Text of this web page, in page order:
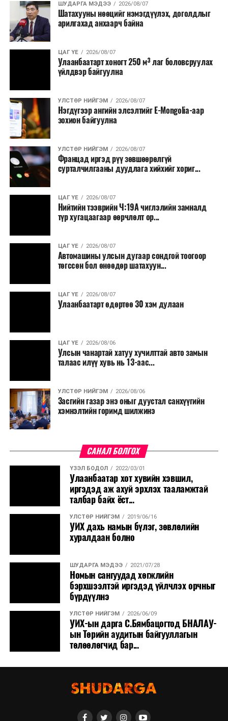
ШУДАРГА МЭДЭЭ 2026/08/07
Шатахууны нөөцийг нэмэгдүүлэх, доголдлыг
арилгахад анхаарч байна
ЦАГ ҮЕ 2026/08/07
Улаанбаатарт хоногт 250 м³ лаг боловсруулах
үйлдвэр байгуулна
УЛСТӨР НИЙГЭМ 2026/08/07
Нэгдүгээр ангийн элсэлтийг E-Mongolia-аар
зохион байгуулна
УЛСТӨР НИЙГЭМ 2026/08/07
Францад иргэд рүү зөвшөөрөлгүй
сурталчилгааны дуудлага хийхийг хориг...
ЦАГ ҮЕ 2026/08/07
Нийтийн тээврийн Ч:19А чиглэлийн замналд
түр хугацаагаар өөрчлөлт ор...
ЦАГ ҮЕ 2026/08/07
Автомашины улсын дугаар сондгой тоогоор
төгссөн бол өнөөдөр шатахуун...
ЦАГ ҮЕ 2026/08/07
Улаанбаатарт өдөртөө 30 хэм дулаан
ЦАГ ҮЕ 2026/08/06
Улсын чанартай хатуу хучилттай авто замын
талаас илүү хувь нь 13-аас...
УЛСТӨР НИЙГЭМ 2026/08/06
Засгийн газар энэ оныг дуустал санхүүгийн
хэмнэлтийн горимд шилжинэ
САНАЛ БОЛГОХ
ҮЗЭЛ БОДОЛ 2022/03/01
Улаанбаатар хот хувийн хэвшил,
иргэдэд аж ахуй эрхлэх тааламжтай
талбар байх ёст...
УЛСТӨР НИЙГЭМ 2019/06/16
УИХ дахь намын бүлэг, зөвлөлийн
хуралдаан болно
ШУДАРГА МЭДЭЭ 2021/07/28
Номын сангуудад хөгжлийн
бэрхшээлтэй иргэдэд үйлчлэх орчныг
бүрдүүлнэ
УЛСТӨР НИЙГЭМ 2026/06/09
УИХ-ын дарга С.Бямбацогтод БНАЛАУ-
ын Төрийн аудитын байгууллагын
төлөөлөгчид бар...